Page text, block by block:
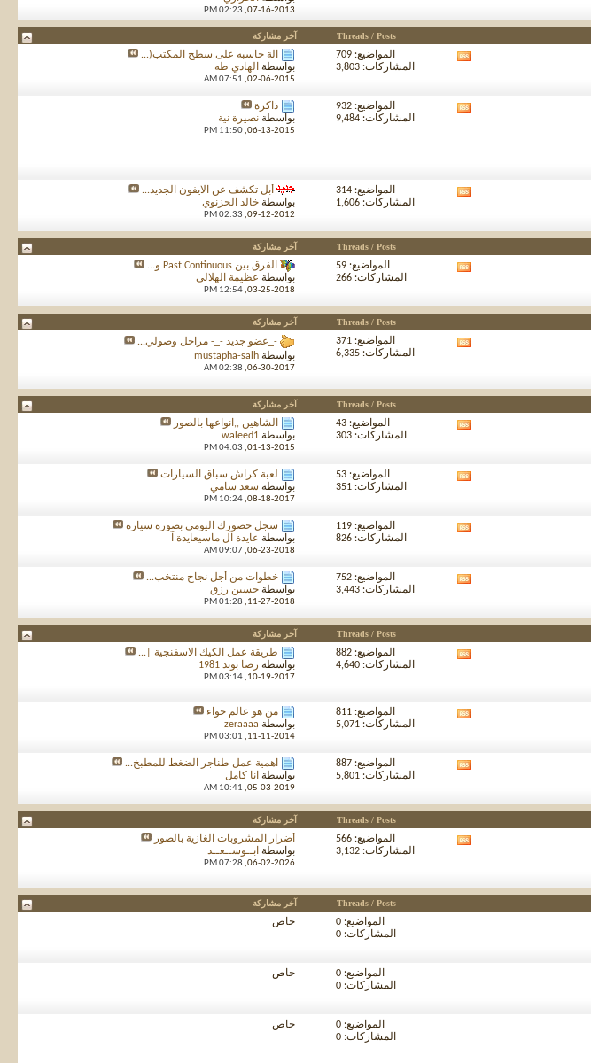
المنتدى
07-16-2013,
02:23 PM
Threads / Posts آخر مشاركة
المواضيع: 709
المشاركات: 3,803
آلة حاسبه على سطح المكتب(...
بواسطة الهادي طه
02-06-2015,
07:51 AM
المواضيع: 932
المشاركات: 9,484
ذاكرة
بواسطة نصيرة نية
06-13-2015,
11:50 PM
المنتدى
المواضيع: 314
المشاركات: 1,606
أبل تكشف عن الايفون الجديد...
بواسطة خالد الحزنوي
09-12-2012,
02:33 PM
Threads / Posts آخر مشاركة
المنتدى
المواضيع: 59
المشاركات: 266
الفرق بين Past Continuous و...
بواسطة عظيمة الهلالي
03-25-2018,
12:54 PM
Threads / Posts آخر مشاركة
المواضيع: 371
المشاركات: 6,335
-_عضو جديد -_- مراحل وصولي...
بواسطة mustapha-salh
06-30-2017,
02:38 AM
Threads / Posts آخر مشاركة
المواضيع: 43
المشاركات: 303
الشاهين ,,انواعها بالصور
بواسطة waleed1
01-13-2015,
04:03 PM
المواضيع: 53
المشاركات: 351
لعبة كراش سباق السيارات
بواسطة سعد سامي
08-18-2017,
10:24 PM
المواضيع: 119
المشاركات: 826
سجل حضورك اليومي بصورة سيارة
بواسطة عايدة آل ماسيعايدة آ
06-23-2018,
09:07 AM
المنتدى
المواضيع: 752
المشاركات: 3,443
خطوات من أجل نجاح منتخب...
بواسطة حسين رزق
11-27-2018,
01:28 PM
Threads / Posts آخر مشاركة
المواضيع: 882
المشاركات: 4,640
طريقة عمل الكيك الاسفنجية |...
بواسطة رضا بوند 1981
10-19-2017,
03:14 PM
المواضيع: 811
المشاركات: 5,071
من هو عالم حواء
بواسطة zeraaaa
11-11-2014,
03:01 PM
المنتدى
المواضيع: 887
المشاركات: 5,801
اهمية عمل طناجر الضغط للمطبخ...
بواسطة انا كامل
05-03-2019,
10:41 AM
Threads / Posts آخر مشاركة
المواضيع: 566
المشاركات: 3,132
أضرار المشروبات الغازية بالصور
بواسطة ابــوســعــد
06-02-2026,
07:28 PM
Threads / Posts آخر مشاركة
المواضيع: 0
المشاركات: 0
خاص
المواضيع: 0
المشاركات: 0
خاص
المواضيع: 0
المشاركات: 0
خاص